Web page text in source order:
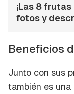
¡Las 8
fotos y
Beneficios
Junto con sus
también es